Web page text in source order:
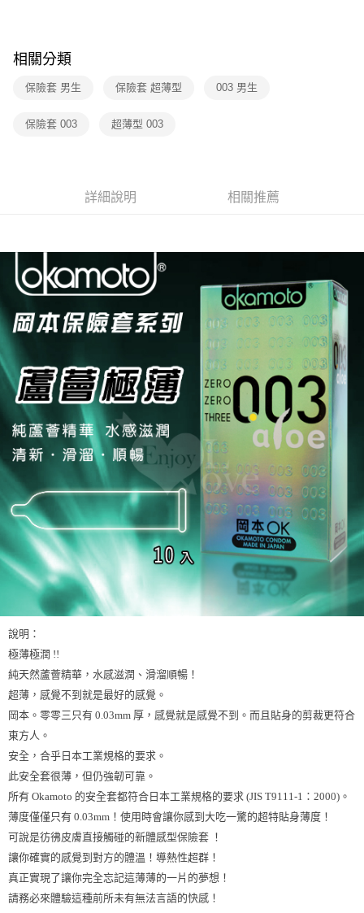
每筆NT$60，滿NT$600(含以上)免運費
7-11取貨付款
每筆NT$60，滿NT$600(含以上)免運費
相關分類
保險套 男生 保險套 超薄型 003 男生
保險套 003 超薄型 003
詳細說明 相關推薦
說明：
極薄極潤 !!
純天然蘆薈精華，水感滋潤、滑溜順暢！
超薄，感覺不到就是最好的感覺。
岡本。零零三只有 0.03mm 厚，感覺就是感覺不到。而且貼身的剪裁更符合
東方人。
安全，合乎日本工業規格的要求。
此安全套很薄，但仍強韌可靠。
所有 Okamoto 的安全套都符合日本工業規格的要求 (JIS T9111-1：2000)。
薄度僅僅只有 0.03mm！使用時會讓你感到大吃一驚的超特貼身薄度！
可說是彷彿皮膚直接觸碰的新體感型保險套 ！
讓你確實的感覺到對方的體溫！導熱性超群！
真正實現了讓你完全忘記這薄薄的一片的夢想！
請務必來體驗這種前所未有無法言語的快感！